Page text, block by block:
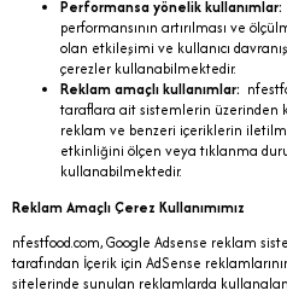
Performansa yönelik kullanımlar:
performansının artırılması ve
olan etkileşimi ve kullanıcı
çerezler kullanabilmektedir.
Reklam amaçlı kullanımlar:
taraflara ait sistemlerin üzerinden
reklam ve benzeri içeriklerin
etkinliğini ölçen veya tıklanma
kullanabilmektedir.
Reklam Amaçlı Çerez Kullanımımız
nfestfood.com, Google Adsense reklam
tarafından İçerik için AdSense
sitelerinde sunulan reklamlarda kullanalan